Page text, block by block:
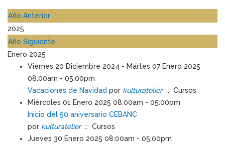
Año Anterior
2025
Año Siguiente
Enero 2025
Viernes 20 Diciembre 2024 - Martes 07 Enero 2025
08:00am - 05:00pm
Vacaciones de Navidad por kulturatelier:: Cursos
Miércoles 01 Enero 2025 08:00am - 05:00pm
Inicio del 50 aniversario CEBANC
por kulturatelier:: Cursos
Jueves 30 Enero 2025 08:00am - 05:00pm